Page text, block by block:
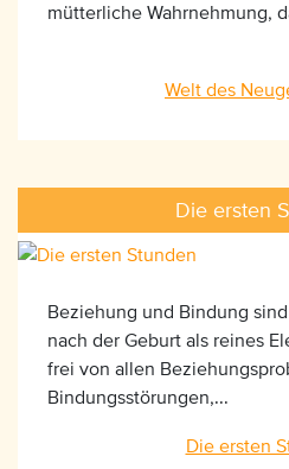
mütterliche Wahrnehmung,
Welt des
Die ersten
Beziehung und Bindung
nach der Geburt als reines
frei von allen
Bindungsstörungen,...
Die ersten